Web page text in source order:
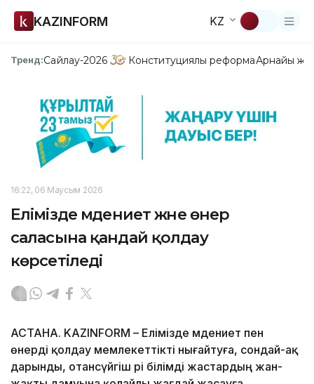
KAZINFORM KZ
Тренд:Сайлау-2026 Конституциялық реформаАрнайы
16:22, 06 Маусым 2026
Елімізде мәдениет және өнер
саласына қандай қолдау
көрсетіледі
АСТАНА. KAZINFORM – Елімізде мәдениет пен
өнерді қолдау мемлекеттікті нығайтуға, сондай-ақ
дарынды, отансүйгіш әрі білімді жастардың жан-